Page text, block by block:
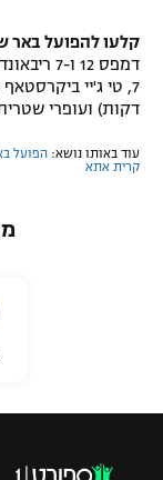
קלעו להפועל באר
דקות) ועופרי
עוד באותו נושא: הפועל
קרית אתא